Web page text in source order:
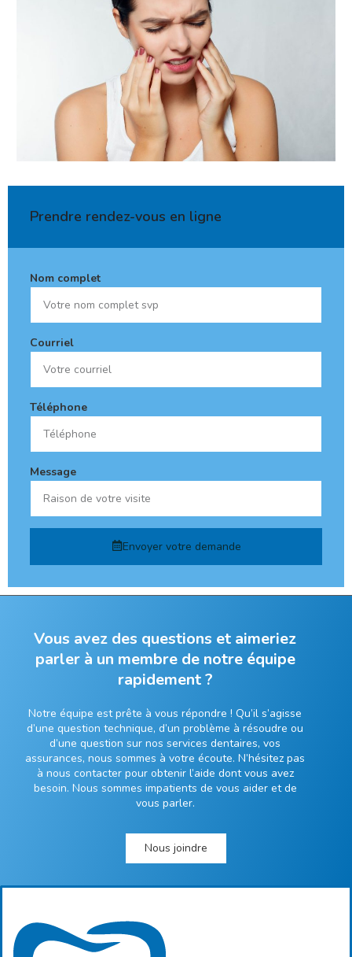
Prendre rendez-vous en ligne
Nom complet
Courriel
Téléphone
Message
Envoyer votre demande
Vous avez des questions et aimeriez
parler à un membre de notre équipe
rapidement ?
Notre équipe est prête à vous répondre ! Qu’il s’agisse
d’une question technique, d’un problème à résoudre ou
d’une question sur nos services dentaires, vos
assurances, nous sommes à votre écoute. N’hésitez pas
à nous contacter pour obtenir l’aide dont vous avez
besoin. Nous sommes impatients de vous aider et de
vous parler.
Nous joindre